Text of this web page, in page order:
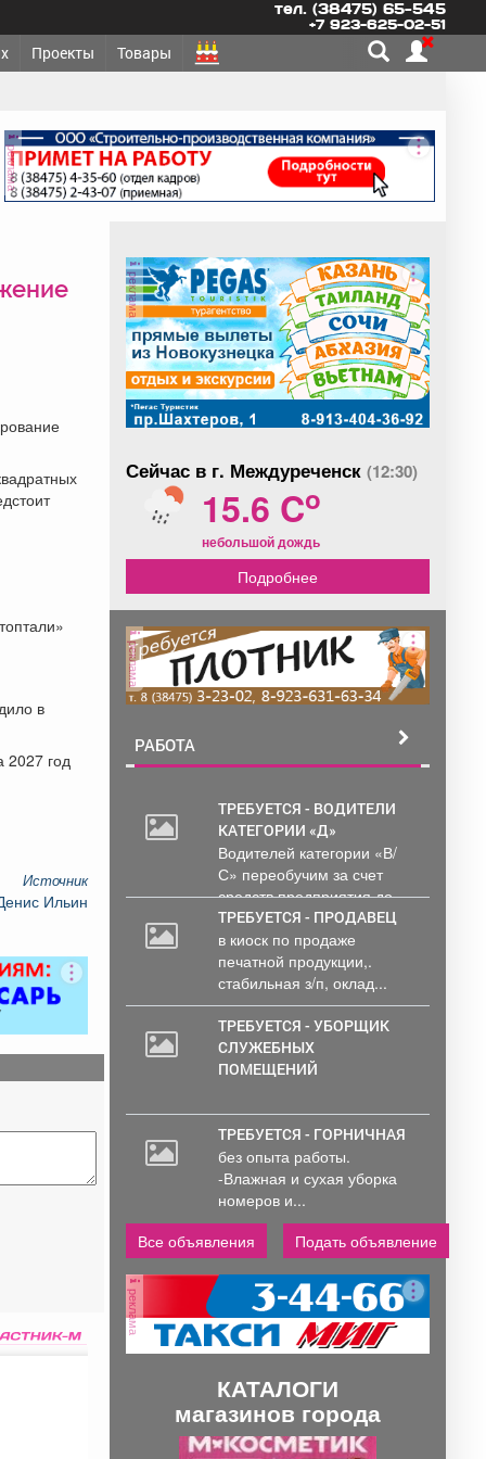
тел. (38475) 65-545
+7 923-625-02-51
Проекты Товары
реклама
в
2027 год
Источник
Ильин
реклама
Сейчас в г. Междуреченск (12:30)
15.6 Co
небольшой дождь
Подробнее
реклама
РАБОТА
ТРЕБУЕТСЯ - ВОДИТЕЛИ
КАТЕГОРИИ «Д»
Водителей категории «В/
С» переобучим за счет
средств предприятия до...
ТРЕБУЕТСЯ - ПРОДАВЕЦ
в киоск по продаже
печатной продукции,.
стабильная з/п, оклад...
ТРЕБУЕТСЯ - УБОРЩИК
СЛУЖЕБНЫХ
ПОМЕЩЕНИЙ
ТРЕБУЕТСЯ - ГОРНИЧНАЯ
без опыта работы.
-Влажная и сухая уборка
номеров и...
Все объявления
Подать объявление
реклама
КАТАЛОГИ
магазинов города